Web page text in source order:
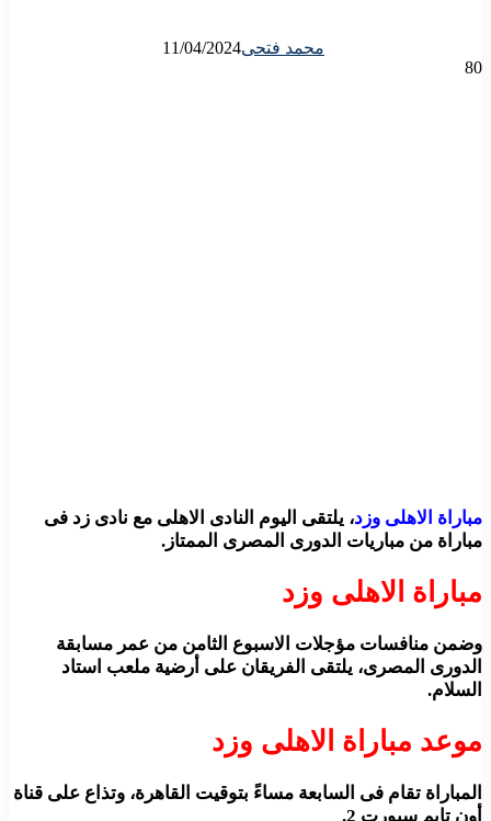
محمد فتحى11/04/2024
80
مباراة الاهلى وزد، يلتقى اليوم النادى الاهلى مع نادى زد فى
مباراة من مباريات الدورى المصرى الممتاز.
مباراة الاهلى وزد
وضمن منافسات مؤجلات الاسبوع الثامن من عمر مسابقة
الدورى المصرى، يلتقى الفريقان على أرضية ملعب استاد
السلام.
موعد مباراة الاهلى وزد
المباراة تقام فى السابعة مساءً بتوقيت القاهرة، وتذاع على قناة
أون تايم سبورت 2.